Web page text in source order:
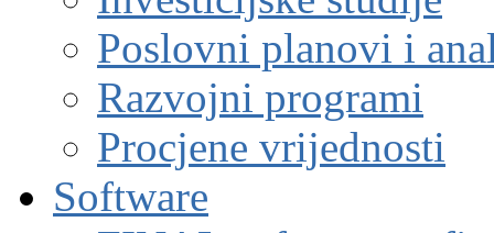
Poslovni planovi i
Razvojni programi
Procjene vrijednosti
Software